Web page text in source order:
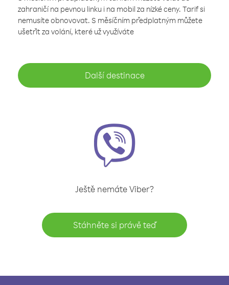
zahraničí na pevnou linku i na mobil za nízké ceny. Tarif si
nemusíte obnovovat. S měsíčním předplatným můžete
ušetřit za volání, které už využíváte
Další destinace
Ještě nemáte Viber?
Stáhněte si právě teď